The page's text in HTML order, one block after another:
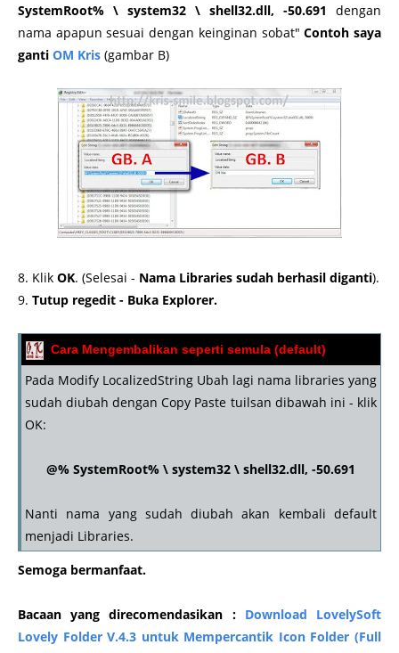
SystemRoot% \ system32 \ shell32.dll, -50.691
dengan
nama apapun sesuai dengan keinginan sobat"Contoh saya
ganti OM Kris (gambar B)
8. Klik OK. (Selesai - Nama Libraries sudah berhasil diganti).
9. Tutup regedit - Buka Explorer.
Cara Mengembalikan seperti semula (default)
Pada Modify LocalizedString Ubah lagi nama libraries yang
sudah diubah dengan Copy Paste tuilsan dibawah ini - klik
OK:
@% SystemRoot% \ system32 \ shell32.dll, -50.691
Nanti nama yang sudah diubah akan kembali default
menjadi Libraries.
Semoga bermanfaat.
Bacaan yang direcomendasikan : Download LovelySoft
Lovely Folder V.4.3 untuk Mempercantik Icon Folder (Full